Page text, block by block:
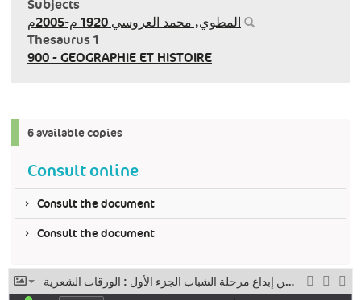
Subjects
المطوي, محمد العروسي‏ ‏1920 م-2005م
Thesaurus 1
900 - GEOGRAPHIE ET HISTOIRE
6 available copies
Consult online
Consult the document
Consult the document
محمد العروسي المطوي سيرة وورقات من إبداع مرحلة الشباب الجزء الأول : الورقات الشعرية